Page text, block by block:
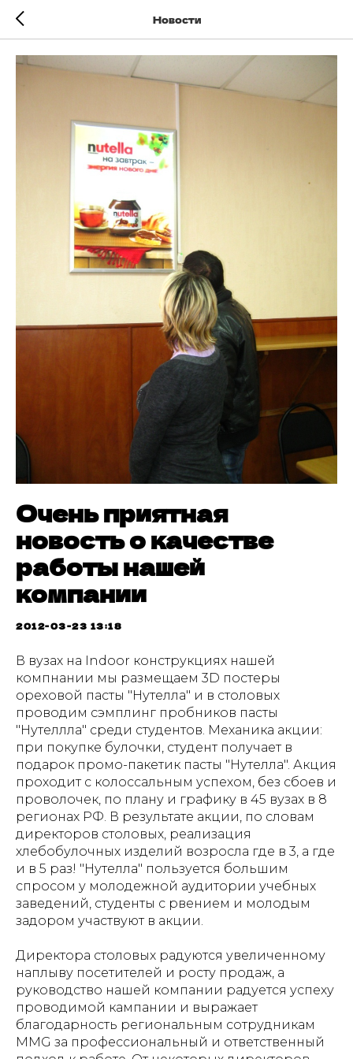
Новости
Очень приятная
новость о качестве
работы нашей
компании
2012-03-23 13:18
В вузах на Indoor конструкциях нашей
компнании мы размещаем 3D постеры
ореховой пасты "Нутелла" и в столовых
проводим сэмплинг пробников пасты
"Нутеллла" среди студентов. Механика акции:
при покупке булочки, студент получает в
подарок промо-пакетик пасты "Нутелла". Акция
проходит с колоссальным успехом, без сбоев и
проволочек, по плану и графику в 45 вузах в 8
регионах РФ. В результате акции, по словам
директоров столовых, реализация
хлебобулочных изделий возросла где в 3, а где
и в 5 раз! "Нутелла" пользуется большим
спросом у молодежной аудитории учебных
заведений, студенты с рвением и молодым
задором участвуют в акции.
Директора столовых радуются увеличенному
наплыву посетителей и росту продаж, а
руководство нашей компании радуется успеху
проводимой кампании и выражает
благодарность региональным сотрудникам
MMG за профессиональный и ответственный